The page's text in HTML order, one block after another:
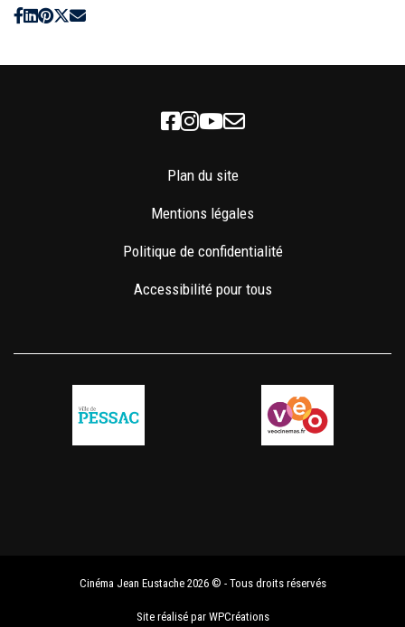
Facebook
Instagram
Youtube
Newsletter
Plan du site
Mentions légales
Politique de confidentialité
Accessibilité pour tous
Cinéma Jean Eustache 2026 © - Tous droits réservés
Site réalisé par WPCréations